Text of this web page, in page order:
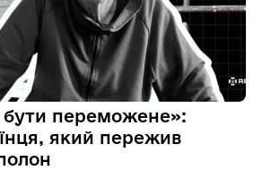
переможене»:
який пережив